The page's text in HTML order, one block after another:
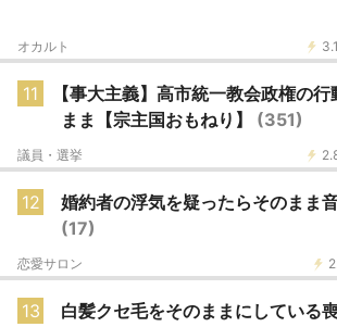
3.1
オカルト
11
【事大主義】高市統一教会政権の
まま【宗主国おもねり】 (351)
議員・選挙
12
婚約者の浮気を疑ったらそのまま
(17)
恋愛サロン
13 白髪クセ毛をそのままにしている